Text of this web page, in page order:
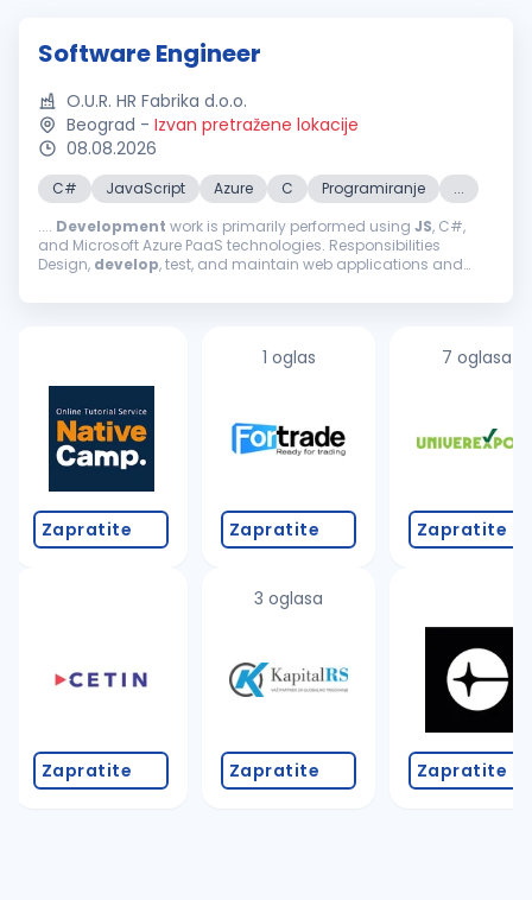
Software Engineer
O.U.R. HR Fabrika d.o.o.
Beograd - Izvan pretražene lokacije
08.08.2026
C# JavaScript Azure C Programiranje
...
.... Development work is primarily performed using JS, C#,
and Microsoft Azure PaaS technologies. Responsibilities
Design, develop, test, and maintain web applications and
implementation of end...
Zapratite
Zapratite
1 oglas
Zapratite
3 oglasa
Zapratite
7 oglasa
Zapratite
Zapratite